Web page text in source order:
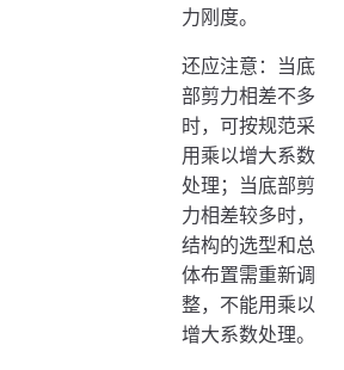
力刚度。
还应注意：当底
部剪力相差不多
时，可按规范采
用乘以增大系数
处理；当底部剪
力相差较多时，
结构的选型和总
体布置需重新调
整，不能用乘以
增大系数处理。